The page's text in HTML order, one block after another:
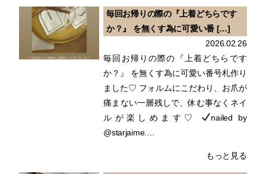
毎回お帰りの際の『上着どちらです
か？』 を無くす為に可愛い番 […]
2026.02.26
毎回お帰りの際の『上着どちらです
か？』 を無くす為に可愛い番号札作り
ました♡ フォルムにこだわり、お爪が
痛まない一層残しで、休む事なくネイ
ルが楽しめます♡
nailed by
@starjaime.…
もっと見る